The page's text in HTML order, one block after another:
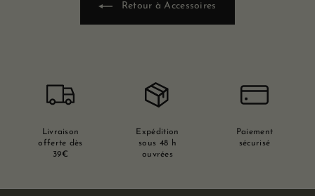
Retour à Accessoires
Livraison
offerte dès
39€
Expédition
sous 48 h
ouvrées
Paiement
sécurisé